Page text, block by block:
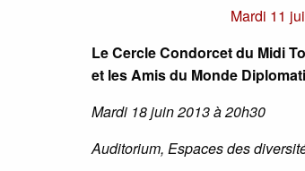
Mardi 11
Le Cercle Condorcet du Midi
et les Amis du Monde
Mardi 18 juin 2013 à 20h30
Auditorium, Espaces des